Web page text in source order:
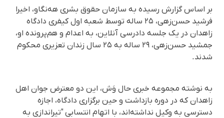
بر اساس گزارش رسیده به سازمان حقوق بشری هه‌نگاو، اخیرا
فرشید حسن‌زهی، ٢۵ ساله توسط شعبه اول کیفری دادگاه
زاهدان در یک جلسه دادرسی آنلاین، به اعدام و هم‌پرونده او،
جمشید حسن‌زهی، ٢٩ ساله به ٢۵ سال زندان تعزیری محکوم
شدند.
به نوشته مجموعه خبری حال وَش، این دو معترض جوان اهل
زاهدان که در دوره بازداشت و حین برگزاری دادگاه، اجازه
دسترسی به وکیل نداشته‌اند، با اتهام انتسابی "تیراندازی به